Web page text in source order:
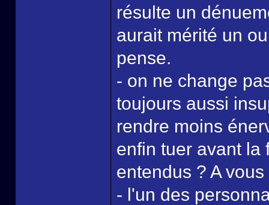
résulte un
aurait mérité un
pense.
- on ne change
toujours aussi
rendre moins
enfin tuer avant la
entendus ? A
- l'un des